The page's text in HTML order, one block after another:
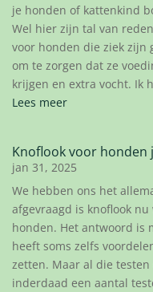
je honden of kattenkind
Wel hier zijn tal van
voor honden die ziek zijn
om te zorgen dat ze
krijgen en extra vocht. Ik
Lees meer
Knoflook voor honden
jan 31, 2025
We hebben ons het
afgevraagd is knoflook
honden. Het antwoord is
heeft soms zelfs
zetten. Maar al die testen
inderdaad een aantal